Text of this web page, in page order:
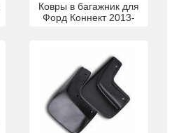
Ковры в багажник для
Форд Коннект 2013-